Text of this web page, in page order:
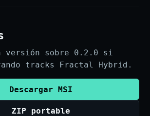
versión sobre 0.2.0 si
tracks Fractal Hybrid.
Descargar MSI
ZIP portable